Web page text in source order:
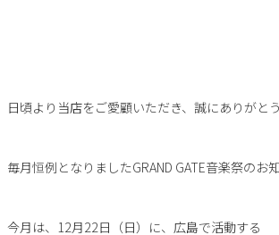
日頃より当店をご愛顧いただき、誠にありがと
毎月恒例となりましたGRAND GATE音楽祭のお
今月は、12月22日（日）に、広島で活動する